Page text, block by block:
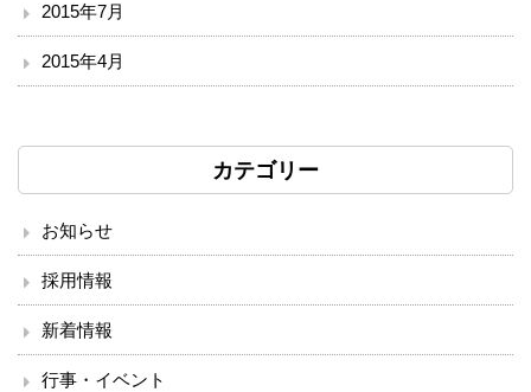
2015年7月
2015年4月
カテゴリー
お知らせ
採用情報
新着情報
行事・イベント